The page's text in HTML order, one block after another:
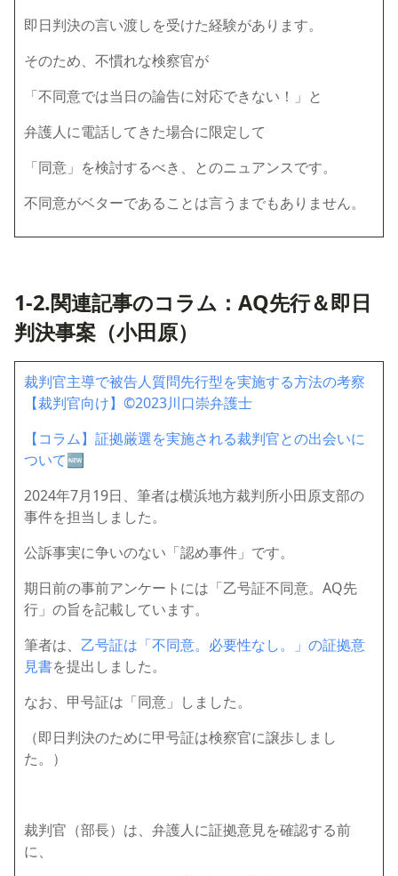
即日判決の言い渡しを受けた経験があります。
そのため、不慣れな検察官が
「不同意では当日の論告に対応できない！」と
弁護人に電話してきた場合に限定して
「同意」を検討するべき、とのニュアンスです。
不同意がベターであることは言うまでもありません。
1-2.関連記事のコラム：AQ先行＆即日
判決事案（小田原）
裁判官主導で被告人質問先行型を実施する方法の考察
【裁判官向け】©2023川口崇弁護士
【コラム】証拠厳選を実施される裁判官との出会いに
ついて🆕
2024年7月19日、筆者は横浜地方裁判所小田原支部の
事件を担当しました。
公訴事実に争いのない「認め事件」です。
期日前の事前アンケートには「乙号証不同意。AQ先
行」の旨を記載しています。
筆者は、 乙号証は「不同意。必要性なし。」の証拠意
見書を提出しました。
なお、甲号証は「同意」しました。
（即日判決のために甲号証は検察官に譲歩しまし
た。）
裁判官（部長）は、弁護人に証拠意見を確認する前
に、